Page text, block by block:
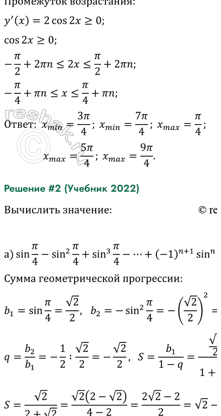
Решение #2 (Учебник 2022)